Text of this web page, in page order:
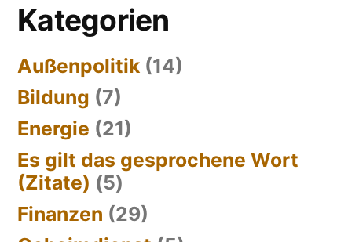
Kategorien
Außenpolitik (14)
Bildung (7)
Energie (21)
Es gilt das gesprochene Wort
(Zitate) (5)
Finanzen (29)